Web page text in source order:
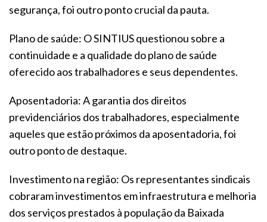
segurança, foi outro ponto crucial da pauta.
Plano de saúde: O SINTIUS questionou sobre a
continuidade e a qualidade do plano de saúde
oferecido aos trabalhadores e seus dependentes.
Aposentadoria: A garantia dos direitos
previdenciários dos trabalhadores, especialmente
aqueles que estão próximos da aposentadoria, foi
outro ponto de destaque.
Investimento na região: Os representantes sindicais
cobraram investimentos em infraestrutura e melhoria
dos serviços prestados à população da Baixada